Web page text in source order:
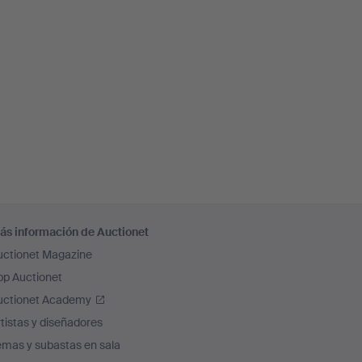
información de Auctionet
Magazine
Auctionet
Academy
y diseñadores
y subastas en sala